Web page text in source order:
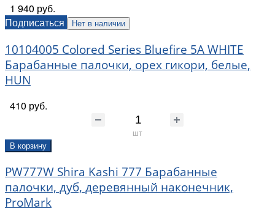
1 940 руб.
Подписаться
Нет в наличии
10104005 Colored Series Bluefire 5A WHITE
Барабанные палочки, орех гикори, белые,
HUN
410 руб.
шт
В корзину
PW777W Shira Kashi 777 Барабанные
палочки, дуб, деревянный наконечник,
ProMark